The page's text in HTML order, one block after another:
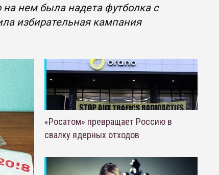
на нем была надета футболка с
избирательная кампания
«Росатом» превращает Россию в
свалку ядерных отходов